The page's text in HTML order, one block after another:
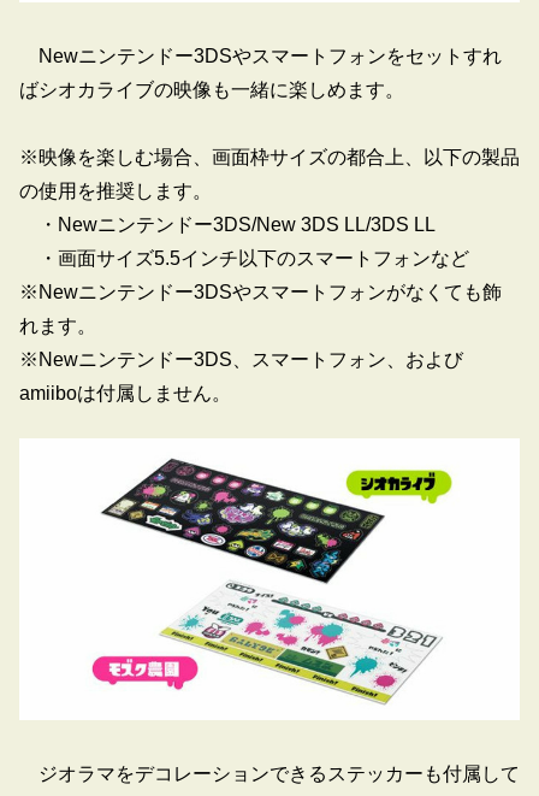
Newニンテンドー3DSやスマートフォンをセットすれ
ばシオカライブの映像も一緒に楽しめます。
※映像を楽しむ場合、画面枠サイズの都合上、以下の製品
の使用を推奨します。
・Newニンテンドー3DS/New 3DS LL/3DS LL
・画面サイズ5.5インチ以下のスマートフォンなど
※Newニンテンドー3DSやスマートフォンがなくても飾
れます。
※Newニンテンドー3DS、スマートフォン、および
amiiboは付属しません。
ジオラマをデコレーションできるステッカーも付属して